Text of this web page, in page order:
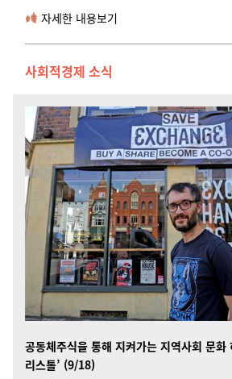
자세한 내용보기
사회적경제 소식
공동체주식을 통해 지켜가는 지역사회 문화
리스톨’ (9/18)